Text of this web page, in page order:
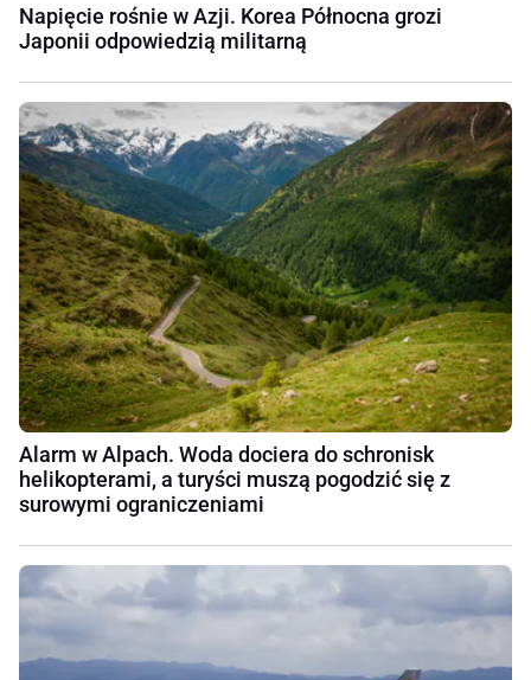
Napięcie rośnie w Azji. Korea Północna grozi
Japonii odpowiedzią militarną
Alarm w Alpach. Woda dociera do schronisk
helikopterami, a turyści muszą pogodzić się z
surowymi ograniczeniami